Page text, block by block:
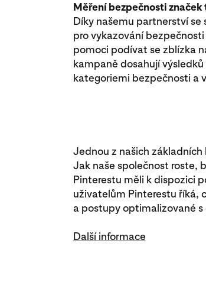
Měření bezpečnosti
Díky našemu partnerství se
pro vykazování
pomoci podívat se zblízka
kampaně dosahují
kategoriemi bezpečnosti a
Jednou z našich
Jak naše společnost roste,
Pinterestu měli k dispozici
uživatelům Pinterestu říká,
a postupy optimalizované
Další informace